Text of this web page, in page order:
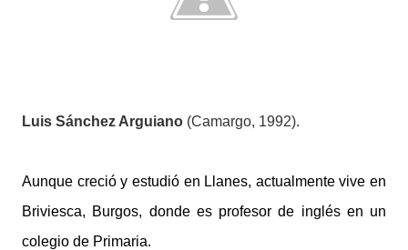
Luis Sánchez Arguiano (Camargo, 1992).
Aunque creció y estudió en Llanes, actualmente vive en
Briviesca, Burgos, donde es profesor de inglés en un
colegio de Primaria.